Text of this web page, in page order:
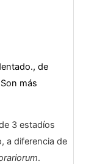
de
más
3 estadíos
diferencia de